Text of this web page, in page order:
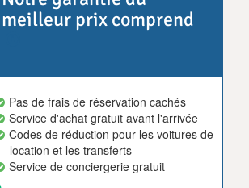
meilleur prix comprend
Pas de frais de réservation cachés
Service d'achat gratuit avant l'arrivée
Codes de réduction pour les voitures de
location et les transferts
Service de conciergerie gratuit